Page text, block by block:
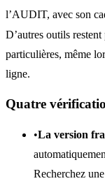
l’AUDIT, avec son
D’autres outils
particulières, même
ligne.
Quatre
•La version
Recherchez